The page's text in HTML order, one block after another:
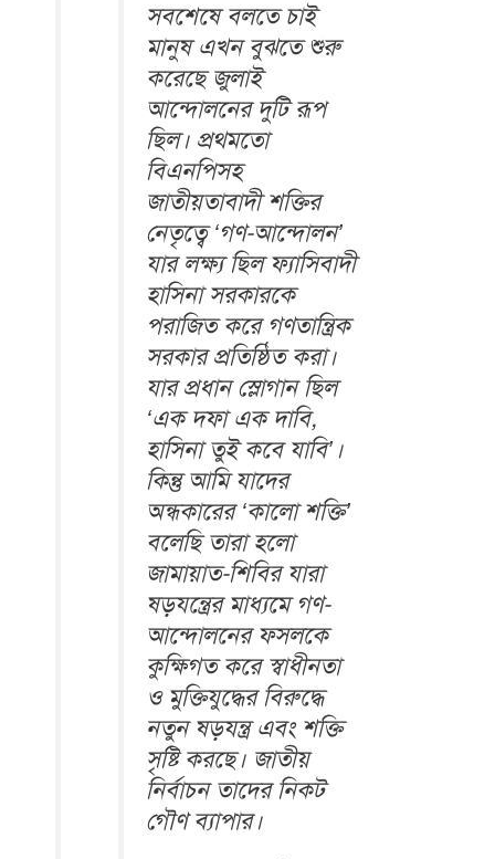
সবশেষে বলতে চাই
মানুষ এখন বুঝতে শুরু
করেছে জুলাই
আন্দোলনের দুটি রূপ
ছিল। প্রথমতো
বিএনপিসহ
জাতীয়তাবাদী শক্তির
নেতৃত্বে ‘গণ-আন্দোলন’
যার লক্ষ্য ছিল ফ্যাসিবাদী
হাসিনা সরকারকে
পরাজিত করে গণতান্ত্রিক
সরকার প্রতিষ্ঠিত করা।
যার প্রধান স্লোগান ছিল
‘এক দফা এক দাবি,
হাসিনা তুই কবে যাবি’।
কিন্তু আমি যাদের
অন্ধকারের ‘কালো শক্তি’
বলেছি তারা হলো
জামায়াত-শিবির যারা
ষড়যন্ত্রের মাধ্যমে গণ-
আন্দোলনের ফসলকে
কুক্ষিগত করে স্বাধীনতা
ও মুক্তিযুদ্ধের বিরুদ্ধে
নতুন ষড়যন্ত্র এবং শক্তি
সৃষ্টি করছে। জাতীয়
নির্বাচন তাদের নিকট
গৌণ ব্যাপার।